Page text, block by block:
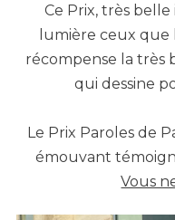
Ce Prix, très
lumière ceux que
récompense la très
qui dessine
Le Prix Paroles de
émouvant
Vous